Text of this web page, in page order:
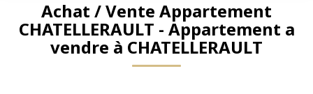
Les Agences
Notre Équipe
Surface min Budget max
Plus de critères Créer une alerte
Achat / Vente Appartement
CHATELLERAULT - Appartement a
vendre à CHATELLERAULT